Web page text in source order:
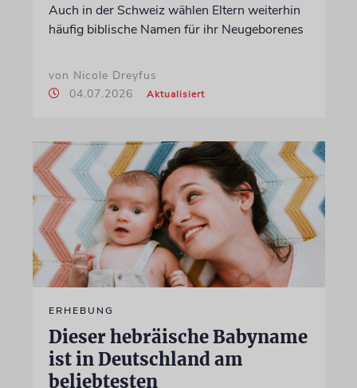
Auch in der Schweiz wählen Eltern weiterhin
häufig biblische Namen für ihr Neugeborenes
von Nicole Dreyfus
04.07.2026
Aktualisiert
ERHEBUNG
Dieser hebräische Babyname
ist in Deutschland am
beliebtesten